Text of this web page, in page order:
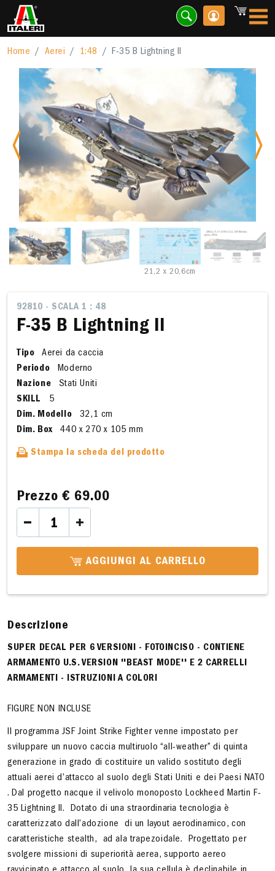
Home Aerei 1:48 F-35 B Lightning II
Previous
21,2 x 20,6cm
92810 - SCALA 1 : 48
F-35 B Lightning II
Tipo
Aerei da caccia
Periodo
Moderno
Nazione
Stati Uniti
SKILL
5
Dim. Modello
32,1 cm
Dim. Box
440 x 270 x 105 mm
Stampa la scheda del prodotto
Prezzo€ 69.00
AGGIUNGI AL CARRELLO
Descrizione
SUPER DECAL PER 6 VERSIONI - FOTOINCISO - CONTIENE
ARMAMENTO U.S. VERSION ''BEAST MODE'' E 2 CARRELLI
ARMAMENTI - ISTRUZIONI A COLORI
FIGURE NON INCLUSE
Il programma JSF Joint Strike Fighter venne impostato per
sviluppare un nuovo caccia multiruolo “all-weather” di quinta
generazione in grado di costituire un valido sostituto degli
attuali aerei d’attacco al suolo degli Stati Uniti e dei Paesi NATO
. Dal progetto nacque il velivolo monoposto Lockheed Martin F-
35 Lightning II. Dotato di una straordinaria tecnologia è
caratterizzato dall’adozione di un layout aerodinamico, con
caratteristiche stealth, ad ala trapezoidale. Progettato per
svolgere missioni di superiorità aerea, supporto aereo